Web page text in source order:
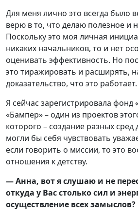
Для меня лично это всегда было
верю в то, что делаю полезное и
Поскольку это моя личная
никаких начальников, то и нет
оценивать эффективность. Но
это тиражировать и расширять,
доказательство, что это работает.
Я сейчас зарегистрировала фонд
«Бампер» – один из проектов
которого – создание разных сред
могли бы себя чувствовать
если говорить о миссии, то это
отношения к детству.
— Анна, вот я слушаю и не
откуда у Вас столько сил и
осуществление всех замыслов?